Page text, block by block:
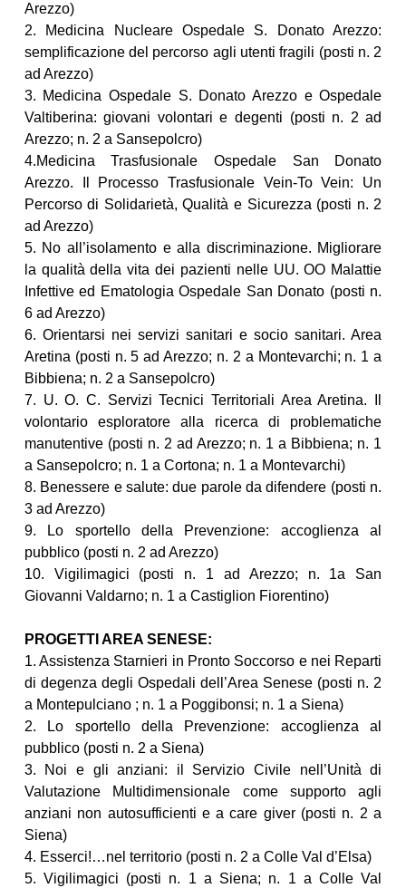
Arezzo)
2. Medicina Nucleare Ospedale S. Donato Arezzo:
semplificazione del percorso agli utenti fragili (posti n. 2
ad Arezzo)
3. Medicina Ospedale S. Donato Arezzo e Ospedale
Valtiberina: giovani volontari e degenti (posti n. 2 ad
Arezzo; n. 2 a Sansepolcro)
4.Medicina Trasfusionale Ospedale San Donato
Arezzo. Il Processo Trasfusionale Vein-To Vein: Un
Percorso di Solidarietà, Qualità e Sicurezza (posti n. 2
ad Arezzo)
5. No all’isolamento e alla discriminazione. Migliorare
la qualità della vita dei pazienti nelle UU. OO Malattie
Infettive ed Ematologia Ospedale San Donato (posti n.
6 ad Arezzo)
6. Orientarsi nei servizi sanitari e socio sanitari. Area
Aretina (posti n. 5 ad Arezzo; n. 2 a Montevarchi; n. 1 a
Bibbiena; n. 2 a Sansepolcro)
7. U. O. C. Servizi Tecnici Territoriali Area Aretina. Il
volontario esploratore alla ricerca di problematiche
manutentive (posti n. 2 ad Arezzo; n. 1 a Bibbiena; n. 1
a Sansepolcro; n. 1 a Cortona; n. 1 a Montevarchi)
8. Benessere e salute: due parole da difendere (posti n.
3 ad Arezzo)
9. Lo sportello della Prevenzione: accoglienza al
pubblico (posti n. 2 ad Arezzo)
10. Vigilimagici (posti n. 1 ad Arezzo; n. 1a San
Giovanni Valdarno; n. 1 a Castiglion Fiorentino)
PROGETTI AREA SENESE:
1. Assistenza Starnieri in Pronto Soccorso e nei Reparti
di degenza degli Ospedali dell’Area Senese (posti n. 2
a Montepulciano ; n. 1 a Poggibonsi; n. 1 a Siena)
2. Lo sportello della Prevenzione: accoglienza al
pubblico (posti n. 2 a Siena)
3. Noi e gli anziani: il Servizio Civile nell’Unità di
Valutazione Multidimensionale come supporto agli
anziani non autosufficienti e a care giver (posti n. 2 a
Siena)
4. Esserci!…nel territorio (posti n. 2 a Colle Val d’Elsa)
5. Vigilimagici (posti n. 1 a Siena; n. 1 a Colle Val